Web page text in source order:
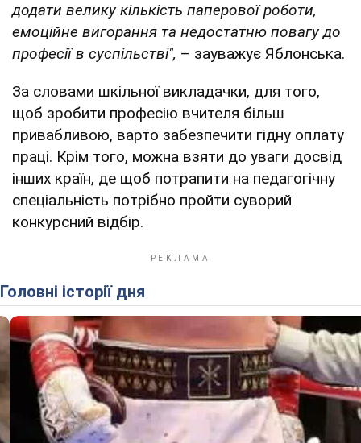
додати велику кількість паперової роботи,
емоційне вигорання та недостатню повагу до
професії в суспільстві", – зауважує Яблонська.
За словами шкільної викладачки, для того,
щоб зробити професію вчителя більш
привабливою, варто забезпечити гідну оплату
праці. Крім того, можна взяти до уваги досвід
інших країн, де щоб потрапити на педагогічну
спеціальність потрібно пройти суворий
конкурсний відбір.
Головні історії дня